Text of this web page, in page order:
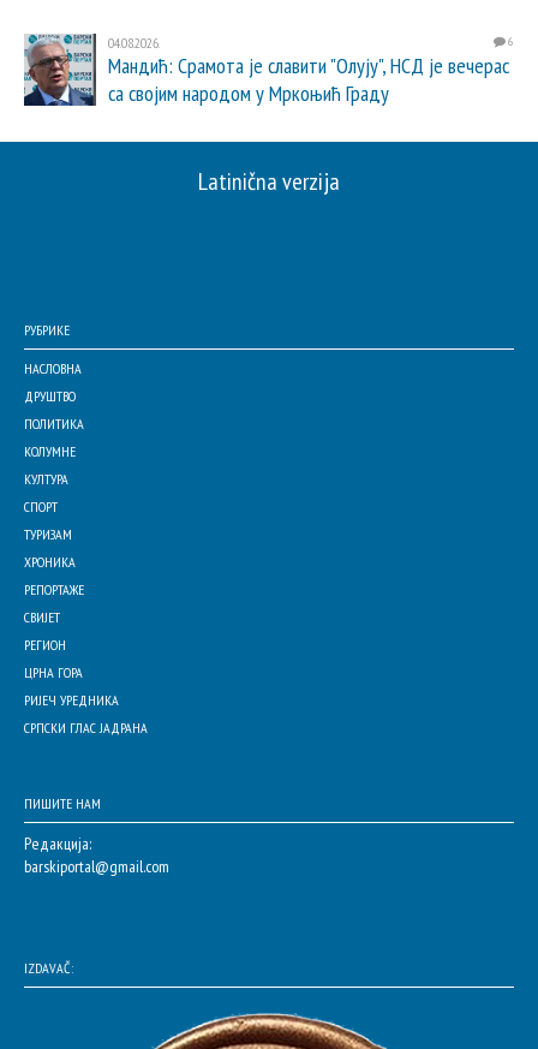
04.08.2026. 6
Мандић: Срамота је славити "Олују", НСД је вечерас
са својим народом у Мркоњић Граду
Latinična verzija
РУБРИКЕ
НАСЛОВНА
ДРУШТВО
ПОЛИТИКА
КОЛУМНЕ
КУЛТУРА
СПОРТ
ТУРИЗАМ
ХРОНИКА
РЕПОРТАЖЕ
СВИЈЕТ
РЕГИОН
ЦРНА ГОРА
РИЈЕЧ УРЕДНИКА
СРПСКИ ГЛАС ЈАДРАНА
ПИШИТЕ НАМ
Редакција:
barskiportal@gmail.com
IZDAVAČ: